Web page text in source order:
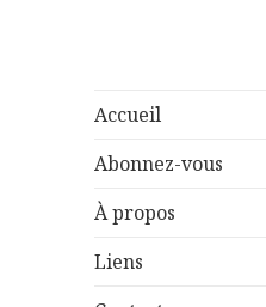
Accueil
Abonnez-vous
À propos
Liens